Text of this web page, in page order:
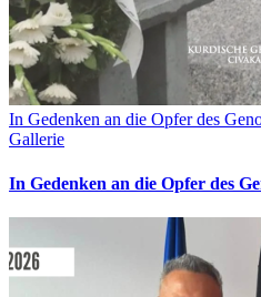
In Gedenken an die Opfer des
Gallerie
In Gedenken an die Opfer des